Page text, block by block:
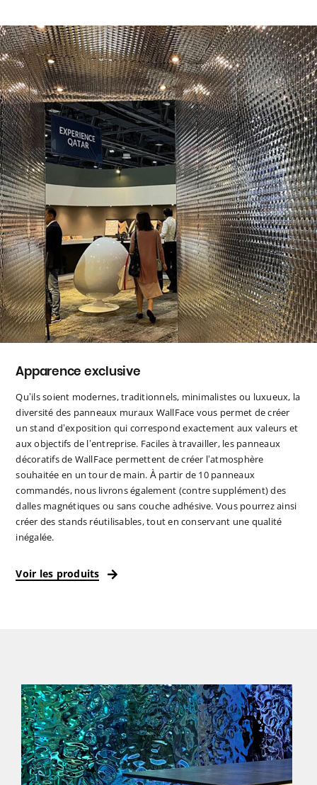
Apparence exclusive
Qu’ils soient modernes, traditionnels, minimalistes ou luxueux, la
diversité des panneaux muraux WallFace vous permet de créer
un stand d’exposition qui correspond exactement aux valeurs et
aux objectifs de l’entreprise. Faciles à travailler, les panneaux
décoratifs de WallFace permettent de créer l’atmosphère
souhaitée en un tour de main. À partir de 10 panneaux
commandés, nous livrons également (contre supplément) des
dalles magnétiques ou sans couche adhésive. Vous pourrez ainsi
créer des stands réutilisables, tout en conservant une qualité
inégalée.
Voir les produits